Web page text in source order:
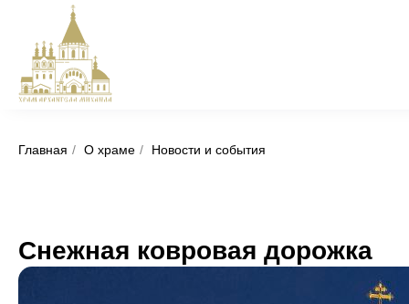
Главная / О храме / Новости и события
Cнежная ковровая дорожка